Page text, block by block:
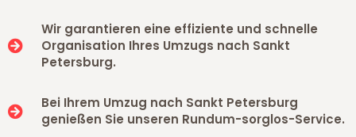
Wir garantieren eine effiziente und schnelle
Organisation Ihres Umzugs nach Sankt
Petersburg.
Bei Ihrem Umzug nach Sankt Petersburg
genießen Sie unseren Rundum-sorglos-Service.